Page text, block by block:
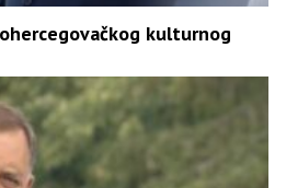
kulturnog